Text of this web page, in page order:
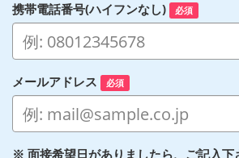
携帯電話番号(ハイフンなし) 必須
メールアドレス 必須
※ 面接希望日がありましたら、ご記入下